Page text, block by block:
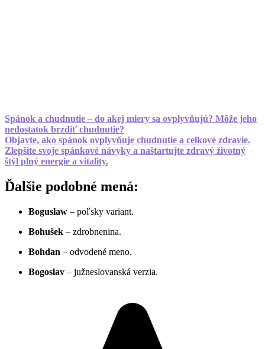
Spánok a chudnutie – do akej miery sa ovplyvňujú? Môže jeho
nedostatok brzdiť chudnutie?
Objavte, ako spánok ovplyvňuje chudnutie a celkové zdravie.
Zlepšite svoje spánkové návyky a naštartujte zdravý životný
štýl plný energie a vitality.
Ďalšie podobné mená:
Bogusław – poľsky variant.
Bohušek – zdrobnenina.
Bohdan – odvodené meno.
Bogoslav – južneslovanská verzia.